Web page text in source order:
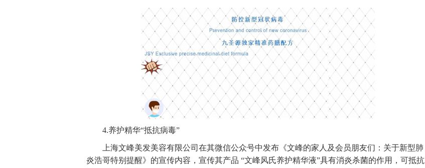
4.养护精华“抵抗病毒”
上海文峰美发美容有限公司在其微信公众号中发布《文峰的家人及会员朋友们：关于新型肺
炎浩哥特别提醒》的宣传内容，宣传其产品 “文峰风氏养护精华液”具有消炎杀菌的作用，可抵抗